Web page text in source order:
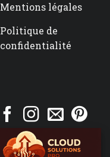
Mentions légales
Politique de
confidentialité